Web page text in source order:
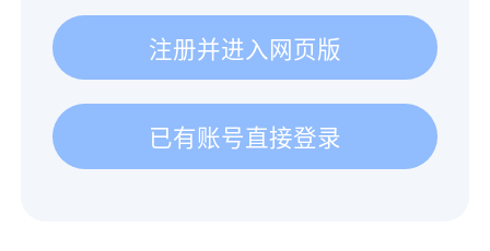
注册并进入网页版
已有账号直接登录